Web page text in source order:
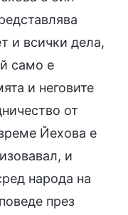
и всички дела,
само е
и неговите
от
Йехова е
и
народа на
през